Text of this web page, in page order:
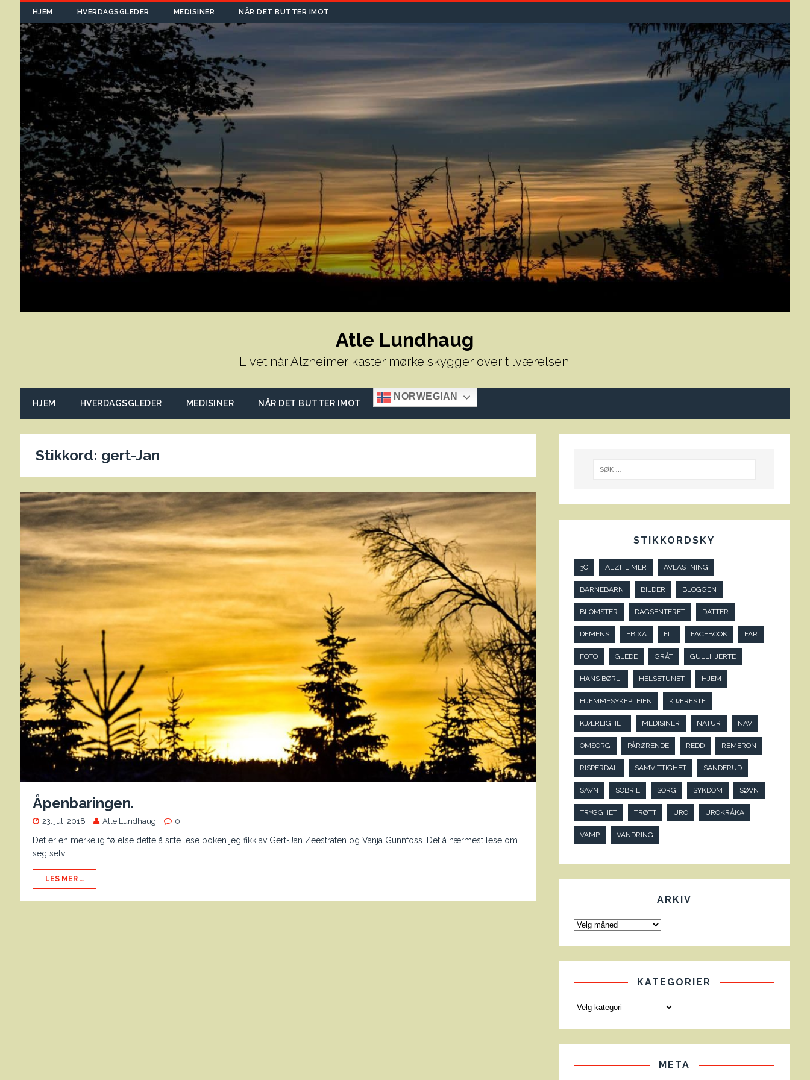
HJEM HVERDAGSGLEDER MEDISINER NÅR DET BUTTER IMOT
Atle Lundhaug
Livet når Alzheimer kaster mørke skygger over tilværelsen.
HJEM HVERDAGSGLEDER MEDISINER NÅR DET BUTTER IMOT
NORWEGIAN
Stikkord: gert-Jan
Åpenbaringen.
23. juli 2018 Atle Lundhaug 0
Det er en merkelig følelse dette å sitte lese boken jeg fikk av Gert-Jan Zeestraten og Vanja Gunnfoss. Det å nærmest lese om
seg selv
LES MER …
STIKKORDSKY
3C ALZHEIMER AVLASTNING
BARNEBARN BILDER BLOGGEN
BLOMSTER DAGSENTERET DATTER
DEMENS EBIXA ELI FACEBOOK FAR
FOTO GLEDE GRÅT GULLHJERTE
HANS BØRLI HELSETUNET HJEM
HJEMMESYKEPLEIEN KJÆRESTE
KJÆRLIGHET MEDISINER NATUR NAV
OMSORG PÅRØRENDE REDD REMERON
RISPERDAL SAMVITTIGHET SANDERUD
SAVN SOBRIL SORG SYKDOM SØVN
TRYGGHET TRØTT URO UROKRÅKA
VAMP VANDRING
ARKIV
KATEGORIER
META